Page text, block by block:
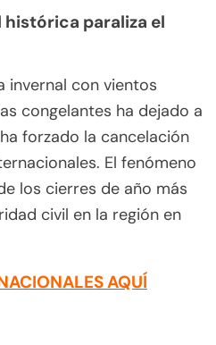
histórica paraliza el
invernal con vientos
congelantes ha dejado a
forzado la cancelación
El fenómeno
los cierres de año más
civil en la región en
AQUÍ